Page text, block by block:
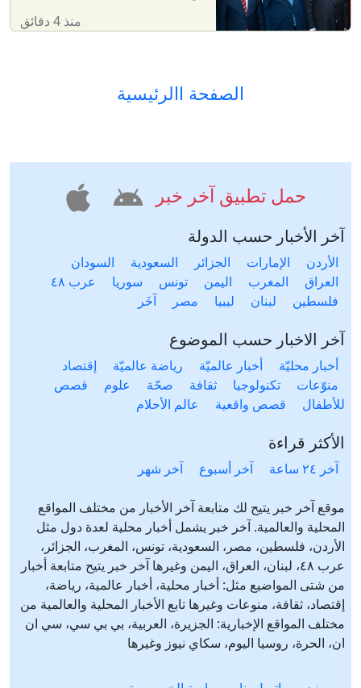
منذ 4 دقائق
الصفحة االرئيسية
حمل تطبيق آخر خبر
آخر الأخبار حسب الدولة
الأردن الإمارات الجزائر السعودية
السودان
العراق
المغرب اليمن تونس سوريا
عرب ٤٨
فلسطين
لبنان ليبيا مصر آخَر
آخر الاخبار حسب الموضوع
أخبار محليّة أخبار عالميّة رياضة عالميّة
إقتصاد
منوّعات
تكنولوجيا ثقافة صحّة علوم
قصص
للأطفال
قصص واقعية عالم الأحلام
الأكثر قراءة
آخر ٢٤ ساعة آخر أسبوع آخر شهر
موقع آخر خبر يتيح لك متابعة آخر الأخبار من مختلف المواقع
المحلية والعالمية. آخر خبر يشمل أخبار محلية لعدة دول مثل
الأردن، فلسطين، مصر، السعودية، تونس، المغرب، الجزائر،
عرب ٤٨، لبنان، العراق، اليمن وغيرها آخر خبر يتيح متابعة أخبار
من شتى المواضيع مثل: أخبار محلية، أخبار عالمية، رياضة،
إقتصاد، ثقافة، منوعات وغيرها تابع الأخبار المحلية والعالمية من
مختلف المواقع الإخبارية: الجزيرة، العربية، بي بي سي، سي ان
ان، الحرة، روسيا اليوم، سكاي نيوز وغيرها